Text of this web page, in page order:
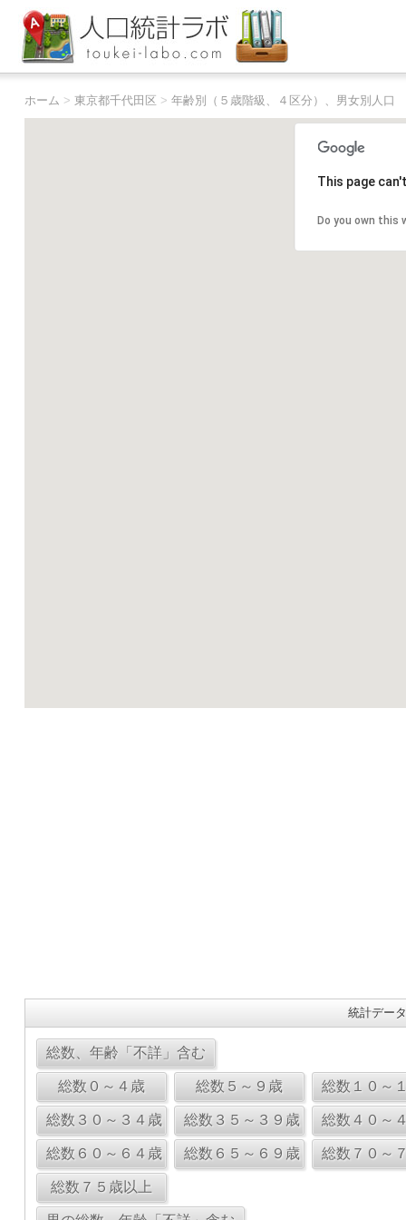
ホーム > 東京都千代田区 > 年齢別（５歳階級、４区分）、男女別人口
This page
Do you own this
統計デー